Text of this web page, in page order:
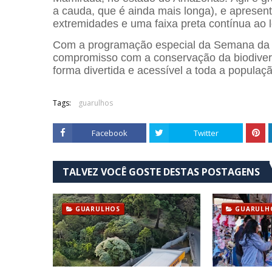
a cauda, que é ainda mais longa), e
extremidades e uma faixa preta contínua ao
Com a programação especial da Semana
compromisso com a conservação da
forma divertida e acessível a toda a
Tags: guarulhos
Facebook Twitter
TALVEZ VOCÊ GOSTE DESTAS POSTAGENS
GUARULHOS